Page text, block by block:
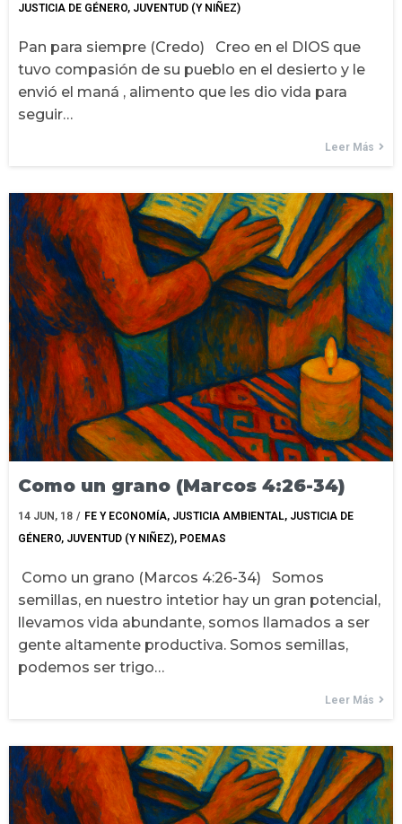
JUSTICIA DE GÉNERO JUVENTUD (Y NIÑEZ)
Pan para siempre (Credo) Creo en el DIOS que
tuvo compasión de su pueblo en el desierto y le
envió el maná , alimento que les dio vida para
seguir…
Leer Más
Como un grano (Marcos 4:26-34)
14 JUN, 18 / FE Y ECONOMÍA JUSTICIA AMBIENTAL JUSTICIA DE
GÉNERO JUVENTUD (Y NIÑEZ) POEMAS
Como un grano (Marcos 4:26-34) Somos
semillas, en nuestro intetior hay un gran potencial,
llevamos vida abundante, somos llamados a ser
gente altamente productiva. Somos semillas,
podemos ser trigo…
Leer Más